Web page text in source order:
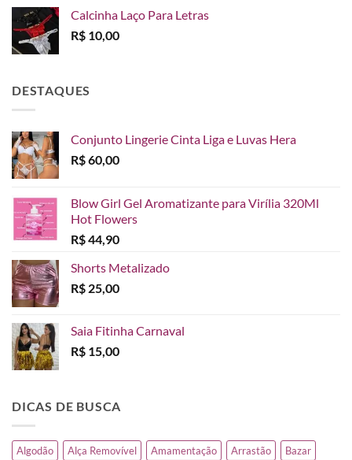
Calcinha Laço Para Letras
R$ 10,00
DESTAQUES
Conjunto Lingerie Cinta Liga e Luvas Hera
R$60,00
Blow Girl Gel Aromatizante para Virília 320Ml
Hot Flowers
R$44,90
Shorts Metalizado
R$ 25,00
Saia Fitinha Carnaval
R$ 15,00
DICAS DE BUSCA
Algodão Alça Removível Amamentação Arrastão
Bazar